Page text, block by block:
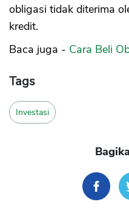
obligasi tidak diterima
kredit.
Baca juga - Cara Beli
Tags
Investasi